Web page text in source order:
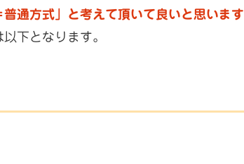
通方式」と考えて頂いて良いと思います
下となります。